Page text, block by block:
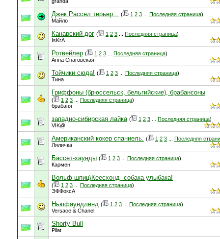
Джек Рассел терьер... ( 1 2 3 Последняя страница)
Майло
Канарский дог ( 1 2 3 Последняя страница)
IsKrA
Ротвейлер ( 1 2 3 Последняя страница)
Анна Снаговская
Тойчики сюда! ( 1 2 3 Последняя страница)
Тина
Гриффоны (брюссельск, бельгийские), брабансоны
( 1 2 3 Последняя страница)
брабаня
западно-сибирская лайка ( 1 2 3 Последняя страница)
VIK@
Американский кокер спаниель. ( 1 2 3
Последняя
Ляличка
Бассет-хаунды ( 1 2 3 Последняя страница)
Кармен
Вольф-шпиц\Кеесхонд- собака-улыбака!
( 1 2 3 Последняя страница)
ЭФФоксА
Ньюфаундленд ( 1 2 3 Последняя страница)
Versace & Chanel
Shorty Bull
Pilat